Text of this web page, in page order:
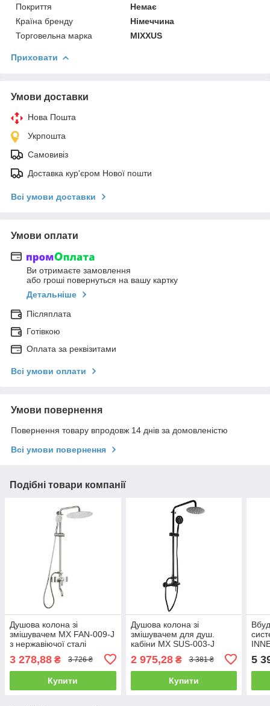
Покриття
Немає
Країна бренду
Німеччина
Торговельна марка
MIXXUS
Приховати
Умови доставки
Нова Пошта
Укрпошта
Самовивіз
Доставка кур'єром Нової пошти
Всі умови доставки
Умови оплати
Ви отримаєте замовлення
або гроші повернуться на вашу картку
Детальніше
Післяплата
Готівкою
Оплата за реквізитами
Всі умови оплати
Умови повернення
Повернення товару впродовж 14 днів за домовленістю
Всі умови повернення
Подібні товари компанії
Душова колона зі
змішувачем MX FAN-009-J
з нержавіючої сталі
3 278,88 ₴ 3 726 ₴
Купити
Душова колона зі
змішувачем для душ.
кабіни MX SUS-003-J
сталі
2 975,28₴ 3 381 ₴
Купити
5